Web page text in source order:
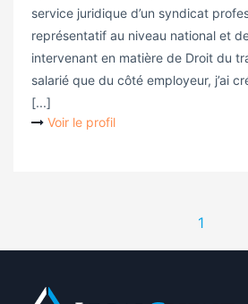
service juridique d’un syndicat
représentatif au niveau national et
intervenant en matière de Droit du
salarié que du côté employeur, j’ai
[...]
Voir le profil
1